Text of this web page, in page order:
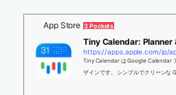
App Store 3 Pockets
‎Tiny Calendar: Planner
‎Tiny Calendar は Google Calendar
ザインです。 シンプルでクリーンな